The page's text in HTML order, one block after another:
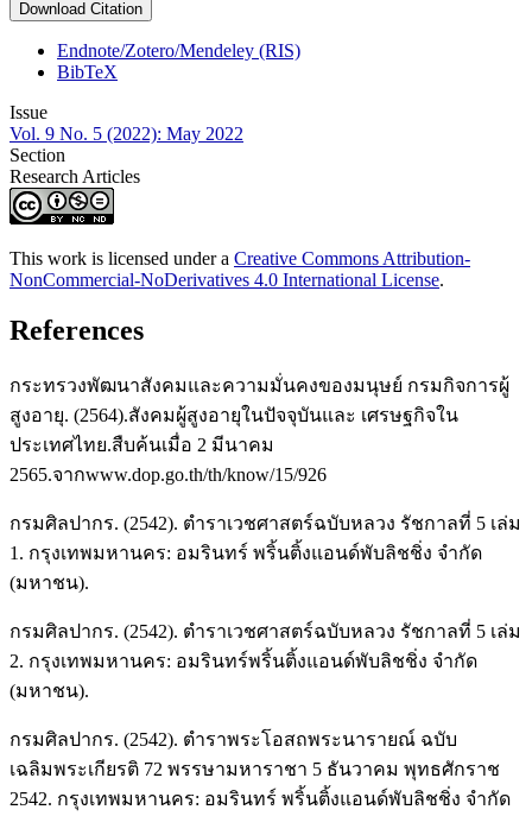
Download Citation
Endnote/Zotero/Mendeley (RIS)
BibTeX
Issue
Vol. 9 No. 5 (2022): May 2022
Section
Research Articles
This work is licensed under a Creative Commons Attribution-
NonCommercial-NoDerivatives 4.0 International License.
References
กระทรวงพัฒนาสังคมและความมั่นคงของมนุษย์ กรมกิจการผู้
สูงอายุ. (2564).สังคมผู้สูงอายุในปัจจุบันและ เศรษฐกิจใน
ประเทศไทย.สืบค้นเมื่อ 2 มีนาคม
2565.จากwww.dop.go.th/th/know/15/926
กรมศิลปากร. (2542). ตำราเวชศาสตร์ฉบับหลวง รัชกาลที่ 5 เล่ม
1. กรุงเทพมหานคร: อมรินทร์ พริ้นติ้งแอนด์พับลิชชิ่ง จำกัด
(มหาชน).
กรมศิลปากร. (2542). ตำราเวชศาสตร์ฉบับหลวง รัชกาลที่ 5 เล่ม
2. กรุงเทพมหานคร: อมรินทร์พริ้นติ้งแอนด์พับลิชชิ่ง จำกัด
(มหาชน).
กรมศิลปากร. (2542). ตำราพระโอสถพระนารายณ์ ฉบับ
เฉลิมพระเกียรติ 72 พรรษามหาราชา 5 ธันวาคม พุทธศักราช
2542. กรุงเทพมหานคร: อมรินทร์ พริ้นติ้งแอนด์พับลิชชิ่ง จำกัด